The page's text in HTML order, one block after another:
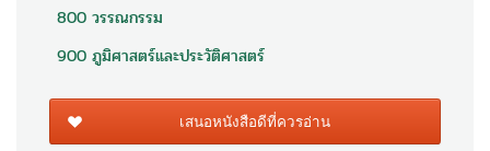
800 วรรณกรรม
900 ภูมิศาสตร์และประวัติศาสตร์
เสนอหนังสือดีที่ควรอ่าน